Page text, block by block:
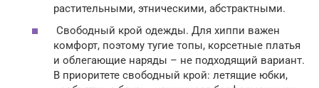
растительными, этническими, абстрактными.
Свободный крой одежды. Для хиппи важен
комфорт, поэтому тугие топы, корсетные платья
и облегающие наряды – не подходящий вариант.
В приоритете свободный крой: летящие юбки,